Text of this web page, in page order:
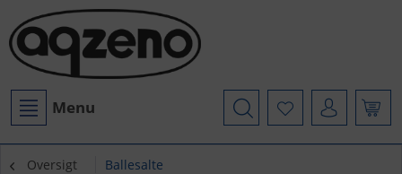
Menu
Oversigt Ballesalte